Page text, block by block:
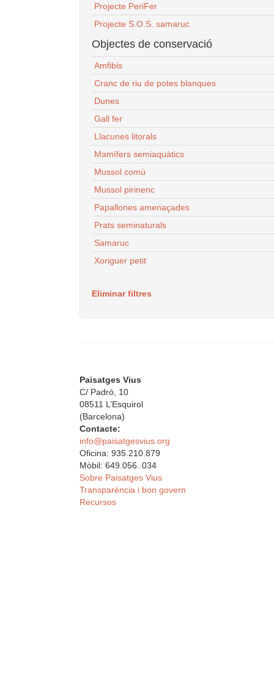
Projecte PeriFer
Projecte S.O.S. samaruc
Objectes de conservació
Amfibis
Cranc de riu de potes blanques
Dunes
Gall fer
Llacunes litorals
Mamífers semiaquàtics
Mussol comú
Mussol pirinenc
Papallones amenaçades
Prats seminaturals
Samaruc
Xoriguer petit
Eliminar filtres
Paisatges Vius
C/ Padró, 10
08511 L’Esquirol
(Barcelona)
Contacte:
info@paisatgesvius.org
Oficina: 935.210.879
Mòbil: 649.056. 034
Sobre Paisatges Vius
Transparència i bon govern
Recursos